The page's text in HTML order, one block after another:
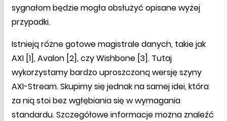
sygnałom będzie mogła obsłużyć opisane wyżej
przypadki.
Istnieją różne gotowe magistrale danych, takie jak
AXI [1], Avalon [2], czy Wishbone [3]. Tutaj
wykorzystamy bardzo uproszczoną wersję szyny
AXI-Stream. Skupimy się jednak na samej idei, która
za nią stoi bez wgłębiania się w wymagania
standardu. Szczegółowe informacje można znaleźć